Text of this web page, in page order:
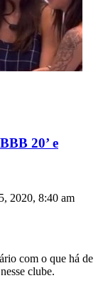
20’ e
2020, 8:40 am
com o que há de
clube.